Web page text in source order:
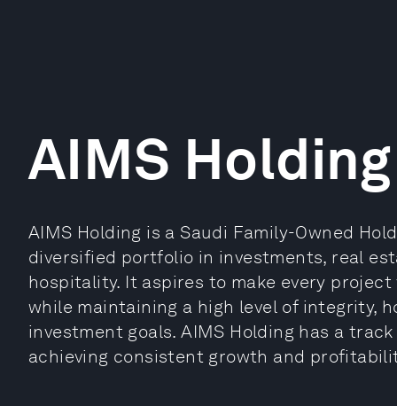
AIMS Holding
AIMS Holding is a Saudi Family-Owned
diversified portfolio in investments, real
hospitality. It aspires to make every
while maintaining a high level of integrity,
investment goals. AIMS Holding has a
achieving consistent growth and